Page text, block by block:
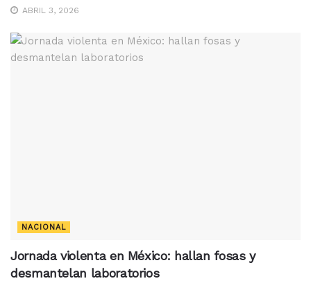
ABRIL 3, 2026
NACIONAL
Jornada violenta en México: hallan fosas y
desmantelan laboratorios